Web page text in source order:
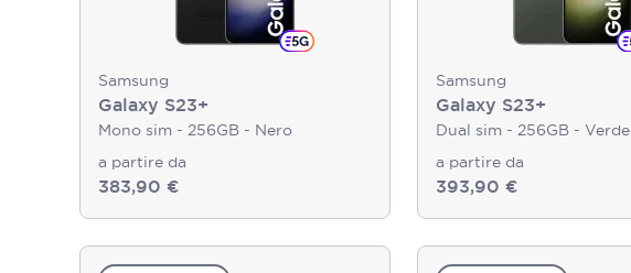
Samsung
Galaxy S23+
Mono sim - 256GB - Nero
a partire da
383,90 €
Samsung
Galaxy S23+
Dual sim - 256GB - Verde
a partire da
393,90 €